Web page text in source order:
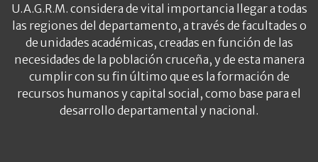
U.A.G.R.M. considera de vital importancia llegar a todas
las regiones del departamento, a través de facultades o
de unidades académicas, creadas en función de las
necesidades de la población cruceña, y de esta manera
cumplir con su fin último que es la formación de
recursos humanos y capital social, como base para el
desarrollo departamental y nacional.